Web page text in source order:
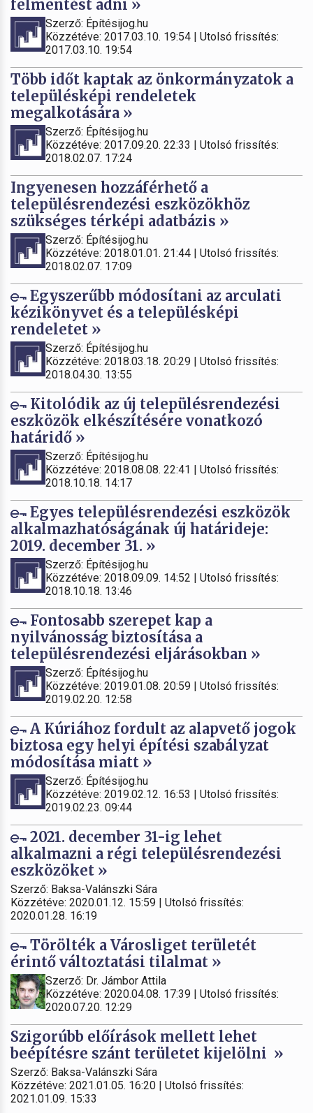
felmentést adni »
Szerző: Építésijog.hu
Közzétéve: 2017.03.10. 19:54 | Utolsó frissítés:
2017.03.10. 19:54
Több időt kaptak az önkormányzatok a
településképi rendeletek
megalkotására »
Szerző: Építésijog.hu
Közzétéve: 2017.09.20. 22:33 | Utolsó frissítés:
2018.02.07. 17:24
Ingyenesen hozzáférhető a
településrendezési eszközökhöz
szükséges térképi adatbázis »
Szerző: Építésijog.hu
Közzétéve: 2018.01.01. 21:44 | Utolsó frissítés:
2018.02.07. 17:09
Egyszerűbb módosítani az arculati
kézikönyvet és a településképi
rendeletet »
Szerző: Építésijog.hu
Közzétéve: 2018.03.18. 20:29 | Utolsó frissítés:
2018.04.30. 13:55
Kitolódik az új településrendezési
eszközök elkészítésére vonatkozó
határidő »
Szerző: Építésijog.hu
Közzétéve: 2018.08.08. 22:41 | Utolsó frissítés:
2018.10.18. 14:17
Egyes településrendezési eszközök
alkalmazhatóságának új határideje:
2019. december 31. »
Szerző: Építésijog.hu
Közzétéve: 2018.09.09. 14:52 | Utolsó frissítés:
2018.10.18. 13:46
Fontosabb szerepet kap a
nyilvánosság biztosítása a
településrendezési eljárásokban »
Szerző: Építésijog.hu
Közzétéve: 2019.01.08. 20:59 | Utolsó frissítés:
2019.02.20. 12:58
A Kúriához fordult az alapvető jogok
biztosa egy helyi építési szabályzat
módosítása miatt »
Szerző: Építésijog.hu
Közzétéve: 2019.02.12. 16:53 | Utolsó frissítés:
2019.02.23. 09:44
2021. december 31-ig lehet
alkalmazni a régi településrendezési
eszközöket »
Szerző: Baksa-Valánszki Sára
Közzétéve: 2020.01.12. 15:59 | Utolsó frissítés:
2020.01.28. 16:19
Törölték a Városliget területét
érintő változtatási tilalmat »
Szerző: Dr. Jámbor Attila
Közzétéve: 2020.04.08. 17:39 | Utolsó frissítés:
2020.07.20. 12:29
Szigorúbb előírások mellett lehet
beépítésre szánt területet kijelölni »
Szerző: Baksa-Valánszki Sára
Közzétéve: 2021.01.05. 16:20 | Utolsó frissítés:
2021.01.09. 15:33